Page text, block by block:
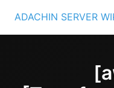
content
ADACHIN SERVER